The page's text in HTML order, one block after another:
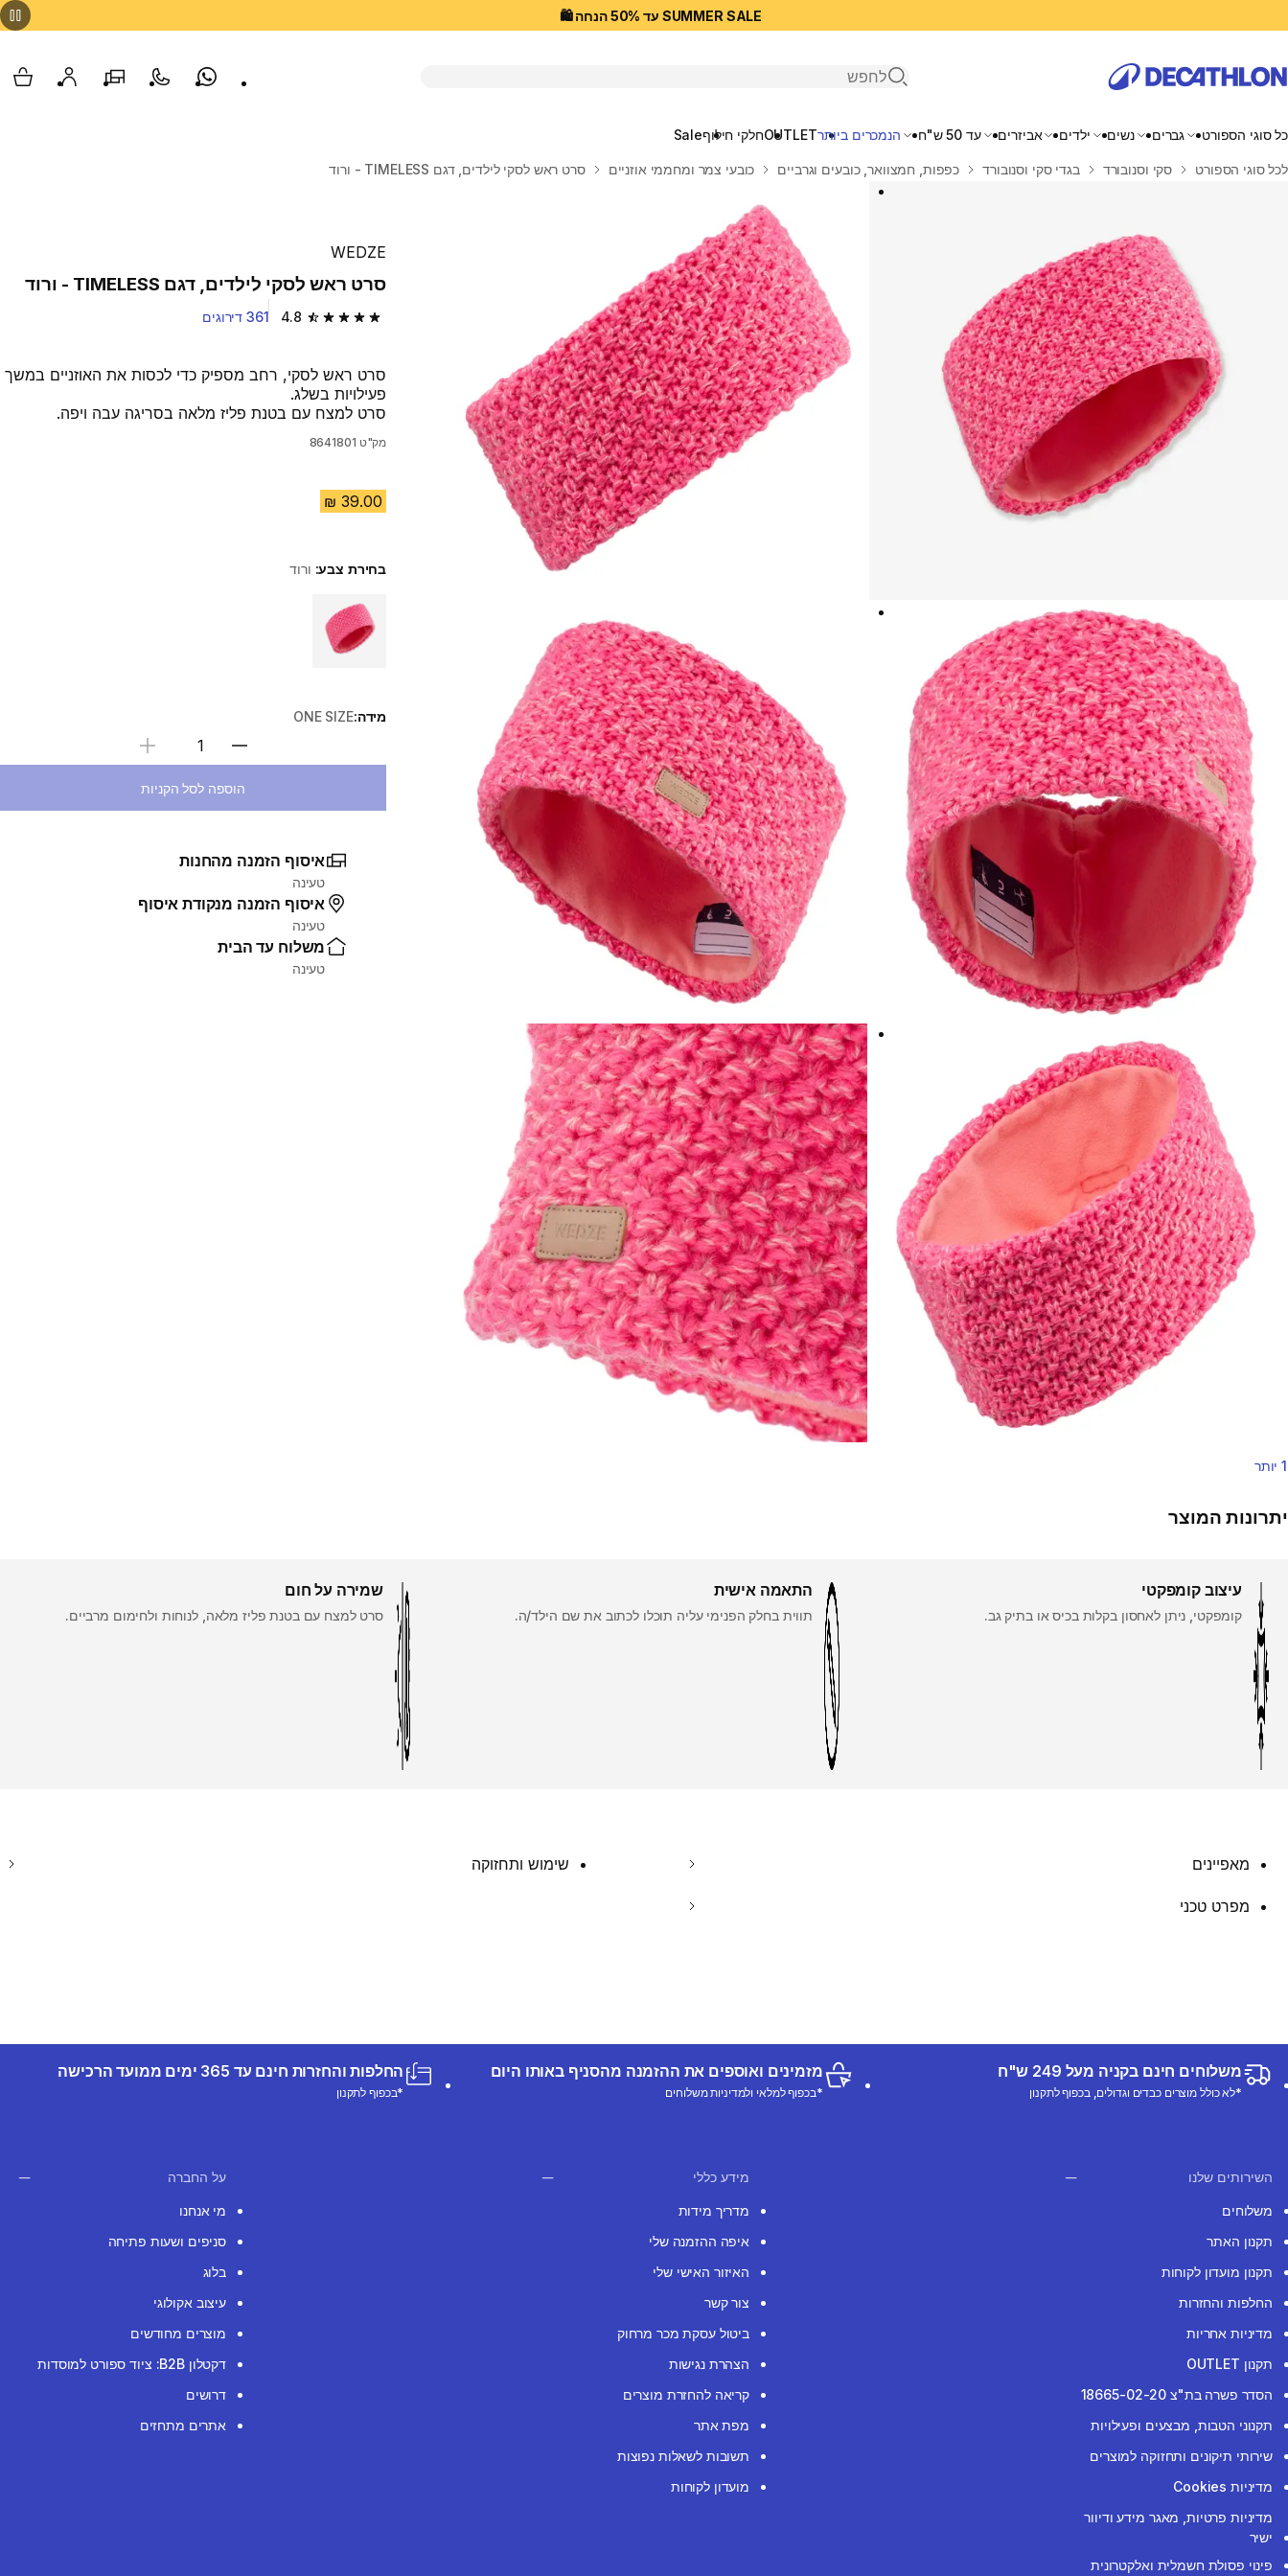
SUMMER SALE עד 50% הנחה 🛍️
פתיחת חיפוש
Whatsappצור קשרהסניפים שלנוהחשבון שלי
כל סוגי הספורט גברים נשים ילדים אביזרים עד 50 ש"ח הנמכרים ביותרOUTLETחלקי חילוףSale
בית
לכל סוגי הספורט סקי וסנובורד בגדי סקי וסנובורד כפפות, חמצוואר, כובעים וגרביים כובעי צמר ומחממי אוזניים סרט ראש לסקי לילדים, דגם TIMELESS - ורוד
1 יותר
WEDZE
סרט ראש לסקי לילדים, דגם TIMELESS - ורוד
4.8 4.8 out of 5 stars from 361 reviews 361 דירוגים
סרט ראש לסקי, רחב מספיק כדי לכסות את האוזניים במשך
פעילויות בשלג.
סרט למצח עם בטנת פליז מלאה בסריגה עבה ויפה.
מק"ט 8641801
בחירת צבע: ורוד
Choose a variant
מידה:ONE SIZE
בחירת כמות
הוספה לסל הקניות
איסוף הזמנה מהחנות
טעינה
איסוף הזמנה מנקודת איסוף
טעינה
משלוח עד הבית
טעינה
יתרונות המוצר
עיצוב קומפקטי
קומפקטי, ניתן לאחסון בקלות בכיס או בתיק גב.
התאמה אישית
תווית בחלק הפנימי עליה תוכלו לכתוב את שם הילד/ה.
שמירה על חום
סרט למצח עם בטנת פליז מלאה, לנוחות ולחימום מרביים.
מאפיינים שימוש ותחזוקה
מפרט טכני
משלוחים חינם בקניה מעל 249 ש"ח
*לא כולל מוצרים כבדים וגדולים, בכפוף לתקנון
מזמינים ואוספים את ההזמנה מהסניף באותו היום
*בכפוף למלאי ולמדיניות משלוחים
החלפות והחזרות חינם עד 365 ימים ממועד הרכישה
*בכפוף לתקנון
השירותים שלנו
משלוחים
תקנון האתר
תקנון מועדון לקוחות
החלפות והחזרות
מדיניות אחריות
תקנון OUTLET
הסדר פשרה בת"צ 18665-02-20
תקנוני הטבות, מבצעים ופעילויות
שירותי תיקונים ותחזוקה למוצרים
מדיניות Cookies
מדיניות פרטיות, מאגר מידע ודיוור
ישיר
פינוי פסולת חשמלית ואלקטרונית
מידע כללי
מדריך מידות
איפה ההזמנה שלי
האיזור האישי שלי
צור קשר
ביטול עסקת מכר מרחוק
הצהרת נגישות
קריאה להחזרת מוצרים
מפת אתר
תשובות לשאלות נפוצות
מועדון לקוחות
על החברה
מי אנחנו
סניפים ושעות פתיחה
בלוג
עיצוב אקולוגי
מוצרים מחודשים
דקטלון B2B: ציוד ספורט למוסדות
דרושים
אתרים מתחזים